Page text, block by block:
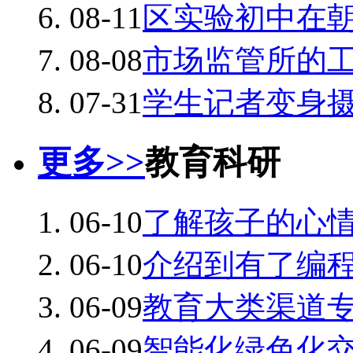
08-11 区实验初中在
08-08市场监管所的
07-31学生记者变身
更多>>教育科研
06-10了解孩子的心
06-10介绍到有了编
06-09教育大类渠道